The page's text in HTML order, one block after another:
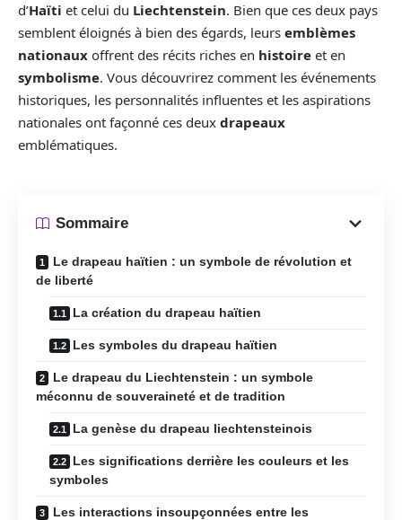
d’Haïti et celui du Liechtenstein. Bien que ces deux pays
semblent éloignés à bien des égards, leurs emblèmes
nationaux offrent des récits riches en histoire et en
symbolisme. Vous découvrirez comment les événements
historiques, les personnalités influentes et les aspirations
nationales ont façonné ces deux drapeaux
emblématiques.
Sommaire
Le drapeau haïtien : un symbole de révolution et
de liberté
La création du drapeau haïtien
Les symboles du drapeau haïtien
Le drapeau du Liechtenstein : un symbole
méconnu de souveraineté et de tradition
La genèse du drapeau liechtensteinois
Les significations derrière les couleurs et les
symboles
Les interactions insoupçonnées entre les